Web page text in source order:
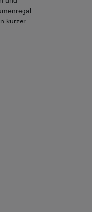
kurzer